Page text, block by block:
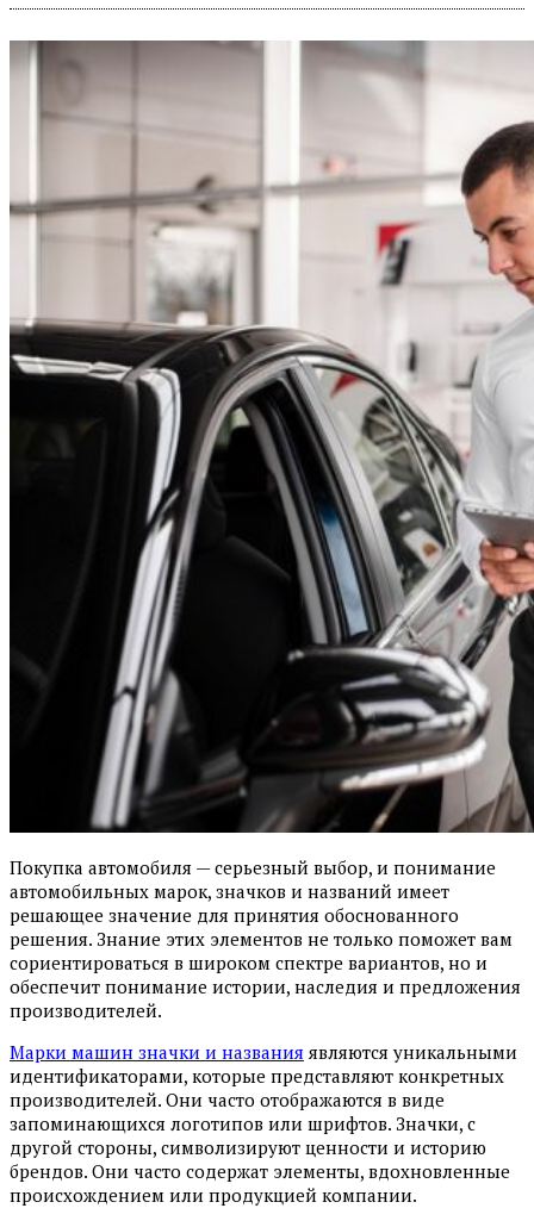
Покупка автомобиля — серьезный выбор, и понимание
автомобильных марок, значков и названий имеет
решающее значение для принятия обоснованного
решения. Знание этих элементов не только поможет вам
сориентироваться в широком спектре вариантов, но и
обеспечит понимание истории, наследия и предложения
производителей.
Марки машин значки и названия являются уникальными
идентификаторами, которые представляют конкретных
производителей. Они часто отображаются в виде
запоминающихся логотипов или шрифтов. Значки, с
другой стороны, символизируют ценности и историю
брендов. Они часто содержат элементы, вдохновленные
происхождением или продукцией компании.